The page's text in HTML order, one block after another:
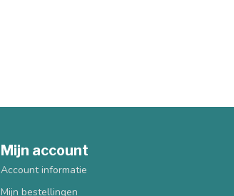
Mijn account
Account informatie
Mijn bestellingen